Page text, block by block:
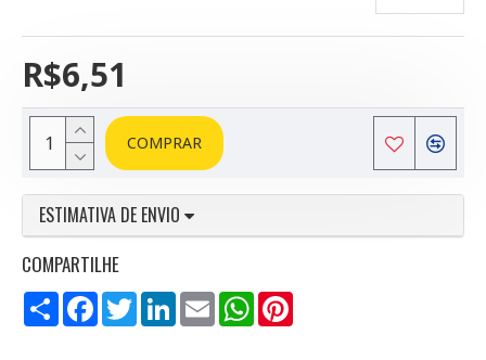
R$6,51
COMPRAR
ESTIMATIVA DE ENVIO
COMPARTILHE
Compartilhar
FacebookTwitterLinkedInEmail WhatsApp